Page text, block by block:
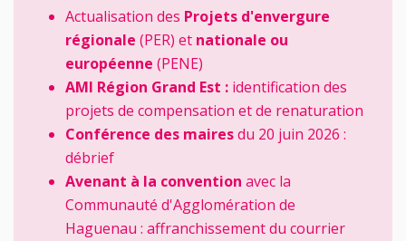
Actualisation des Projets d'envergure
régionale (PER) et nationale ou
européenne (PENE)
AMI Région Grand Est : identification des
projets de compensation et de renaturation
Conférence des mairesdu 20 juin 2026 :
débrief
Avenant à la convention avec la
Communauté d'Agglomération de
Haguenau : affranchissementdu courrier